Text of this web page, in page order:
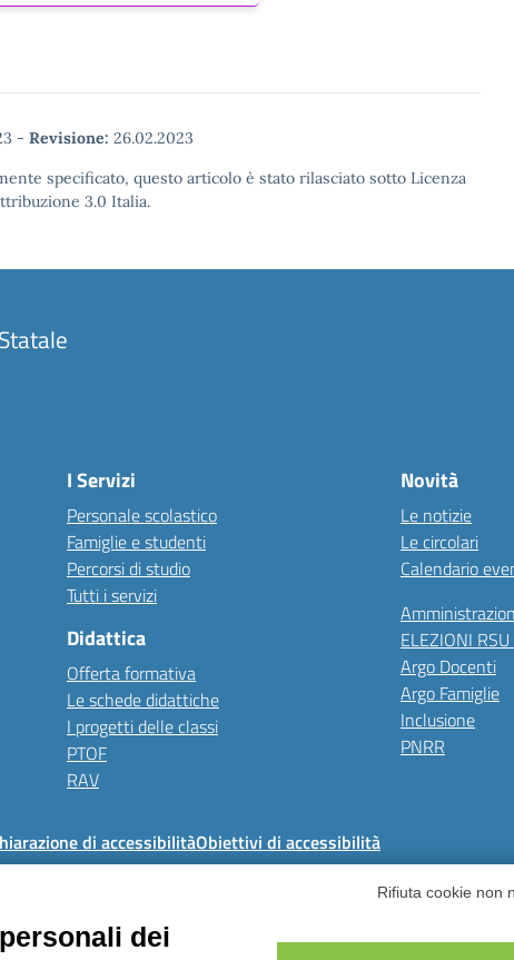
- Revisione: 26.02.2023
specificato, questo articolo è stato rilasciato sotto Licenza
3.0 Italia.
I Servizi
Personale scolastico
Famiglie e studenti
Percorsi di studio
Tutti i servizi
Didattica
Offerta formativa
Le schede didattiche
I progetti delle classi
PTOF
RAV
Novità
Le notizie
Le circolari
Calendario
ELEZIONI
Argo Docenti
Argo Famiglie
Inclusione
PNRR
di accessibilitàObiettivi di accessibilità
Pino Torinese
- 10025 Pino Torinese (TO)
Rifiuta cookie non
dei